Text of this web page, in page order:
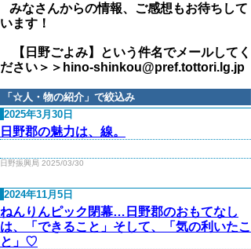
みなさんからの情報、ご感想もお待ちして
います！
【日野ごよみ】という件名でメールしてく
ださい＞＞hino-shinkou@pref.tottori.lg.jp
「☆人・物の紹介 」で絞込み
2025年3月30日
日野郡の魅力は、線。
日野振興局 2025/03/30
2024年11月5日
ねんりんピック閉幕…日野郡のおもてなし
は、「できること」そして、「気の利いたこ
と」♡